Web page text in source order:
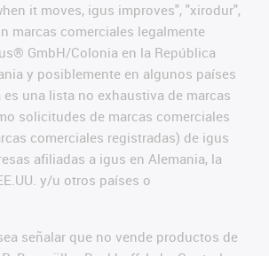
it moves, igus improves", "xirodur",
marcas comerciales legalmente
GmbH/Colonia en la República
y posiblemente en algunos países
es una lista no exhaustiva de marcas
solicitudes de marcas comerciales
comerciales registradas) de igus
afiliadas a igus en Alemania, la
y/u otros países o
señalar que no vende productos de